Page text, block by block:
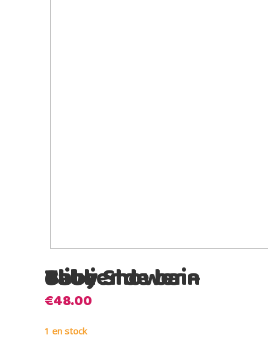
Baby Shower – Tablier de bain olive
€48.00
1 en stock